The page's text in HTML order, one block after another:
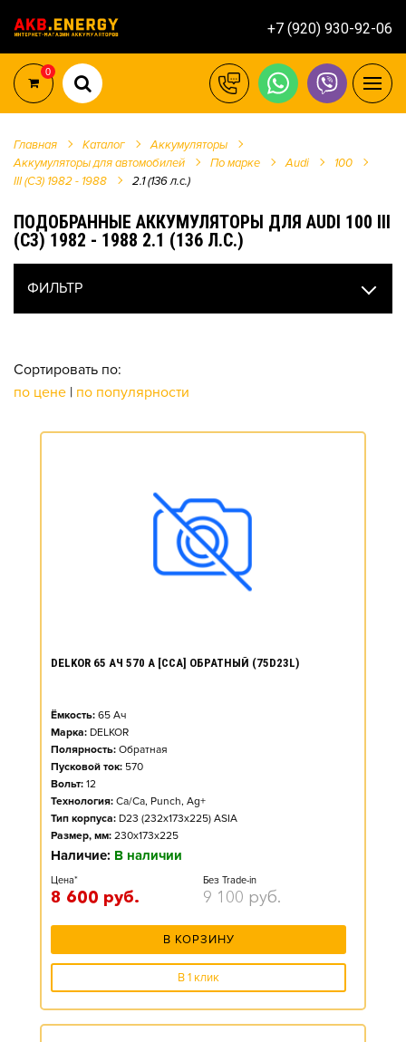
+7 (920) 930-92-06
0
Главная Каталог
Аккумуляторы
Аккумуляторы для автомобилей
По марке Audi
100
III (C3) 1982 - 1988
2.1 (136 л.с.)
ПОДОБРАННЫЕ АККУМУЛЯТОРЫ ДЛЯ AUDI 100 III
(C3) 1982 - 1988 2.1 (136 Л.С.)
ФИЛЬТР
Сортировать по:
по цене | по популярности
DELKOR 65 АЧ 570 А [CCA] ОБРАТНЫЙ (75D23L)
Ёмкость: 65 Ач
Марка: DELKOR
Полярность: Обратная
Пусковой ток: 570
Вольт: 12
Технология: Ca/Ca, Punch, Ag+
Тип корпуса: D23 (232x173x225) ASIA
Размер, мм: 230x173x225
Наличие: В наличии
Цена*
8 600 руб.
Без Trade-in
9 100 руб.
В КОРЗИНУ
В 1 клик